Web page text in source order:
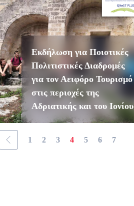
Εκδήλωση για Ποιοτικές
Πολιτιστικές Διαδρομές
για τον Αειφόρο Τουρισμό
στις περιοχές της
Αδριατικής και του Ιονίου
1 2 3 4 5 6 7